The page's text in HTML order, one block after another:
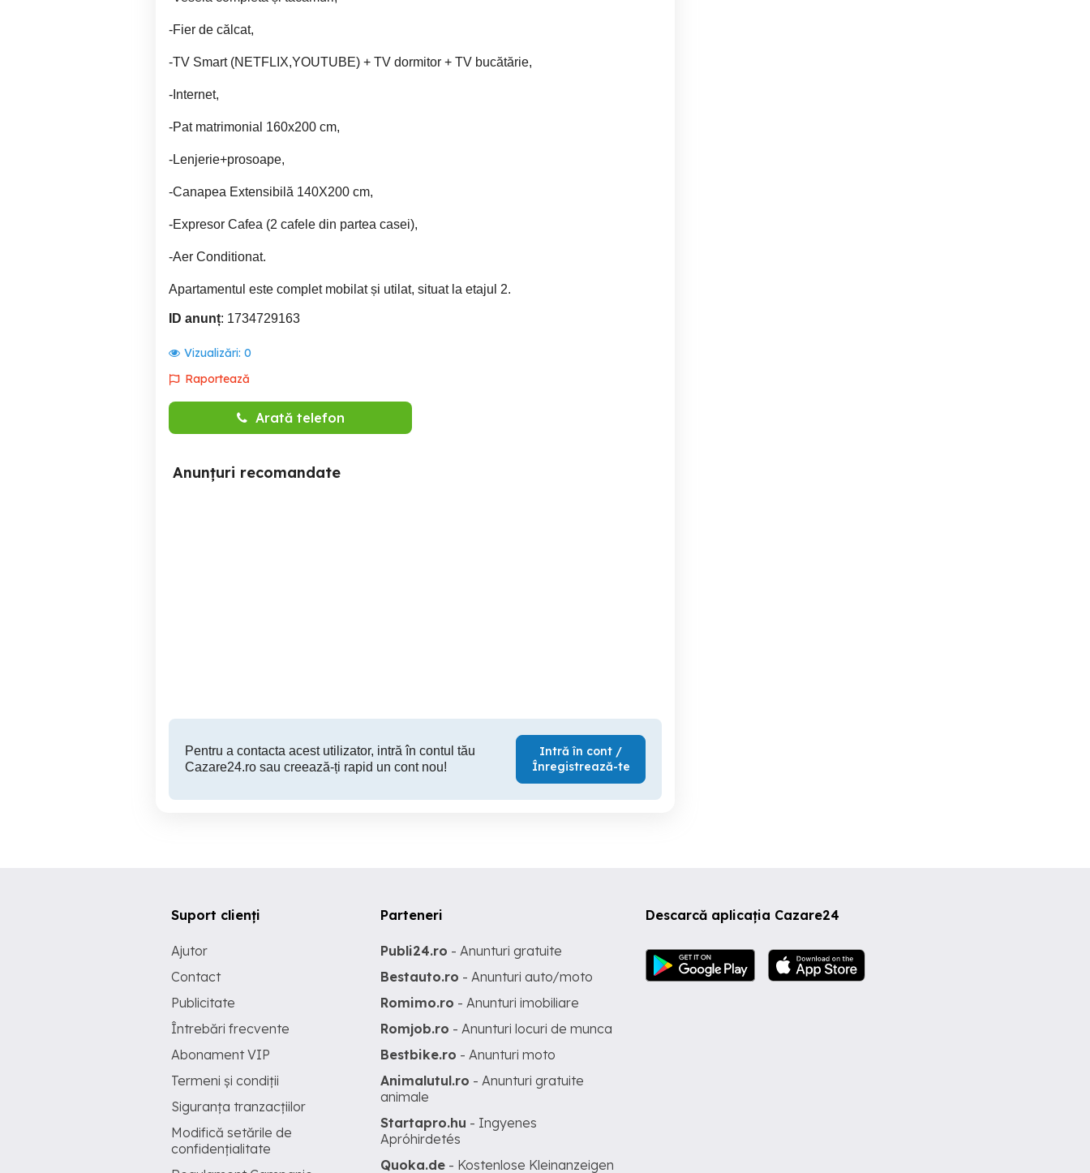
-Fier de călcat,
-TV Smart (NETFLIX,YOUTUBE) + TV dormitor + TV bucătărie,
-Internet,
-Pat matrimonial 160x200 cm,
-Lenjerie+prosoape,
-Canapea Extensibilă 140X200 cm,
-Expresor Cafea (2 cafele din partea casei),
-Aer Conditionat.
Apartamentul este complet mobilat și utilat, situat la etajul 2.
ID anunț: 1734729163
Vizualizări: 0
Raportează
Arată telefon
Anunțuri recomandate
Pentru a contacta acest utilizator, intră în contul tău
Cazare24.ro sau creează-ți rapid un cont nou!
Intră în cont /
Înregistrează-te
Descarcă aplicația Cazare24
Suport clienți
Ajutor
Contact
Publicitate
Întrebări frecvente
Abonament VIP
Termeni și condiții
Siguranța tranzacțiilor
Modifică setările de
confidențialitate
Parteneri
Publi24.ro - Anunturi gratuite
Bestauto.ro - Anunturi auto/moto
Romimo.ro - Anunturi imobiliare
Romjob.ro - Anunturi locuri de munca
Bestbike.ro - Anunturi moto
Animalutul.ro - Anunturi gratuite
animale
Startapro.hu - Ingyenes
Apróhirdetés
Quoka.de - Kostenlose Kleinanzeigen